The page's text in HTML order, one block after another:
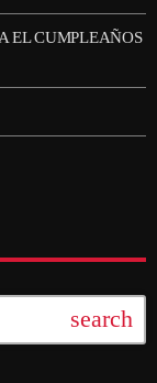
EL CUMPLEAÑOS
search